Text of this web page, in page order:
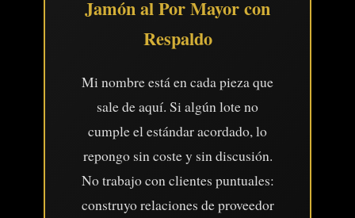
Jamón al Por Mayor con
Respaldo
Mi nombre está en cada pieza que
sale de aquí. Si algún lote no
cumple el estándar acordado, lo
repongo sin coste y sin discusión.
No trabajo con clientes puntuales:
construyo relaciones de proveedor